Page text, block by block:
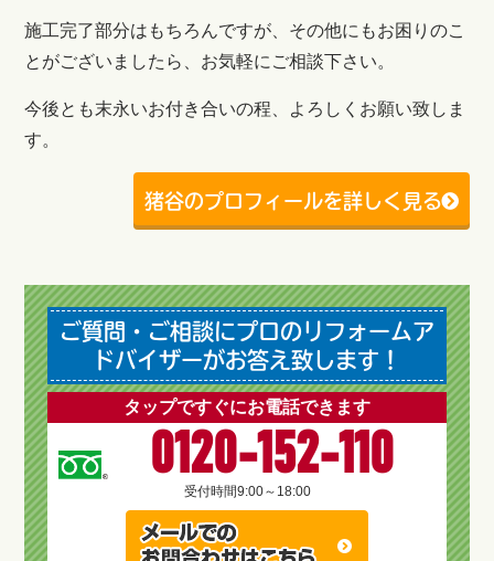
施工完了部分はもちろんですが、その他にもお困りのこ
とがございましたら、お気軽にご相談下さい。
今後とも末永いお付き合いの程、よろしくお願い致しま
す。
猪谷のプロフィールを詳しく見る
ご質問・ご相談にプロのリフォームア
ドバイザーがお答え致します！
タップですぐにお電話できます
0120-152-110
受付時間9:00～18:00